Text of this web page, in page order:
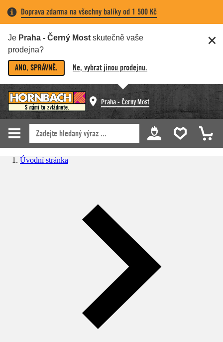
Doprava zdarma na všechny balíky od 1 500 Kč
Je Praha - Černý Most skutečně vaše
prodejna?
ANO, SPRÁVNĚ. Ne, vybrat jinou prodejnu.
Praha - Černý Most
Úvodní stránka